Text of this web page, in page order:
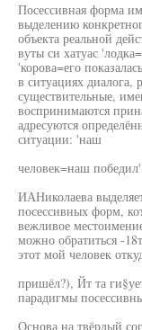
Посессивная форма
выделению
объекта реальной
вуты си хатуас
'корова=его
в ситуациях диалога,
существительные,
воспринимаются
адресуются
ситуации: 'наш
человек=наш
ИАНиколаева
посессивных форм,
вежливое
можно обратиться -
этот мой человек
пришёл?), Йт та
парадигмы
Основа на твёрдый